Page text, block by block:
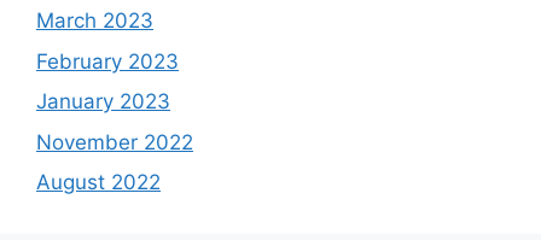
March 2023
February 2023
January 2023
November 2022
August 2022